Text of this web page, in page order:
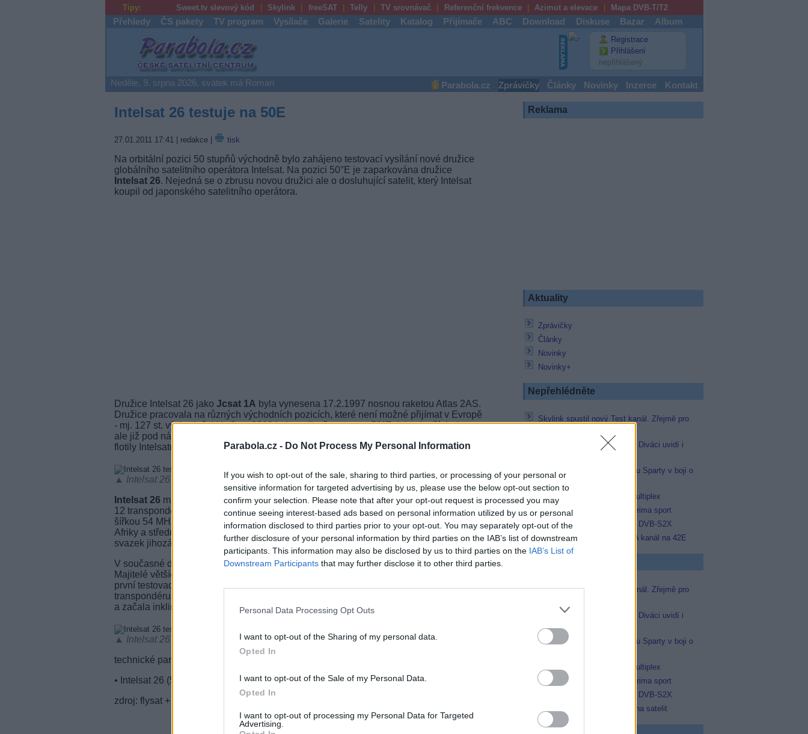
Parabola.cz - Do Not Process My Personal Information
If you wish to opt-out of the sale, sharing to third parties, or processing of your personal or
sensitive information for targeted advertising by us, please use the below opt-out section to
confirm your selection. Please note that after your opt-out request is processed you may
continue seeing interest-based ads based on personal information utilized by us or personal
information disclosed to third parties prior to your opt-out. You may separately opt-out of the
further disclosure of your personal information by third parties on the IAB’s list of downstream
participants. This information may also be disclosed by us to third parties on the IAB’s List of
Downstream Participants that may further disclose it to other third parties.
Personal Data Processing Opt Outs
I want to opt-out of the Sharing of my personal data.
Opted In
I want to opt-out of the Sale of my Personal Data.
Opted In
I want to opt-out of processing my Personal Data for Targeted
Advertising.
Tipy: Sweet.tv slevový kód Skylink freeSAT Telly TV srovnávač Referenční frekvence Azimut a elevace Mapa DVB-T/T2
Přehledy ČS pakety TV program Vysílače Galerie Satelity Katalog Přijímače ABC Download Diskuse Bazar Album
Parabola.cz
Registrace
Přihlášení
nepřihlášený
Neděle, 9. srpna 2026, svátek má Roman Parabola.cz Zprávičky Články Novinky Inzerce Kontakt
Intelsat 26 testuje na 50E
27.01.2011 17:41 | redakce | tisk
Na orbitální pozici 50 stupňů východně bylo zahájeno testovací vysílání nové družice
globálního satelitního operátora Intelsat. Na pozici 50°E je zaparkována družice
Intelsat 26. Nejedná se o zbrusu novou družici ale o dosluhující satelit, který Intelsat
koupil od japonského satelitního operátora.
Družice Intelsat 26 jako Jcsat 1A byla vynesena 17.2.1997 nosnou raketou Atlas 2AS.
Družice pracovala na různých východních pozicích, které není možné přijímat v Evropě
- mj. 127 st. východně. V květnu 2010 byl satelit přesunut na 50°E, kde slouží dodnes
ale již pod názvem Intelsat 26. V prosinci loňského roku byla družice začleněna do
flotily Intelsatu.
▲ Intelsat 26 testuje na 50E
Intelsat 26 má celkem 12 transpondérů v C pásmu se šířkou pásma 36 MHz, dalších
12 transpondérů se šířkou 36 MHz má v Ku pásmu, 16 dalších s 27 MHz a dva se
šířkou 54 MHz. V C pásmu má satelit široké pokrytí, včetně Středního Východu, střední
Afriky a střední a východní Evropy. V Ku pásmu má dva svazky - Střední Východ a
svazek jihozápadní Asie.
V současné době probíhají na družici Intelsat 26 technické testy v C i Ku pásmu.
Majitelé větších parabol mohou otestovat níže uvedené parametry, kde lze zachytit
první testovací obrazec. Ačkoliv mapa pokrytí příliš nedává naději na příjem
transpondéru ve střední Evropě, realita je jiná. Družice je ale již na konci své životnosti
a začala inklinovat.
▲ Intelsat 26 testuje na 50E
technické parametry:
• Intelsat 26 (50°E), freq. 12,512 GHz, pol. H, SR 2300, FEC 5/6, DVB-S/QPSK,
zdroj: flysat + vlastní zpráva
Reklama
Aktuality
Zprávičky
Články
Novinky
Novinky+
Nepřehlédněte
Skylink spustil nový Test kanál. Zřejmě pro
Oneplay zařadí Prima sport. Diváci uvidí i
Prima sport odvysílá i odvetu Sparty v boji o
Ligu mistrů
Operátor Du převzal další multiplex
Antik TV potvrdil zařazení Prima sport
Televisa Networks přešla na DVB-S2X
Moskva 24 - další ruský FTA kanál na 42E
Skylink spustil nový Test kanál. Zřejmě pro
Oneplay zařadí Prima sport. Diváci uvidí i
zápas Sparty proti Lyonu
Prima sport odvysílá i odvetu Sparty v boji o
Operátor Du převzal další multiplex
Antik TV potvrdil zařazení Prima sport
Televisa Networks přešla na DVB-S2X
Ukrajinská Super+ se vrací na satelit